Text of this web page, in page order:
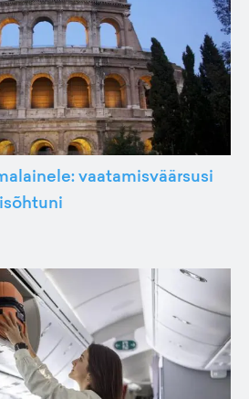
vaatamisväärsusi